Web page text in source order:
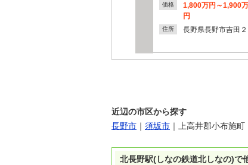
価格
1,800万円～1,900万
円
住所 長野県長野市吉田２
近辺の市区から探す
長野市 ｜ 須坂市 ｜ 上高井郡小布施町
北長野駅(しなの鉄道北しなの)で